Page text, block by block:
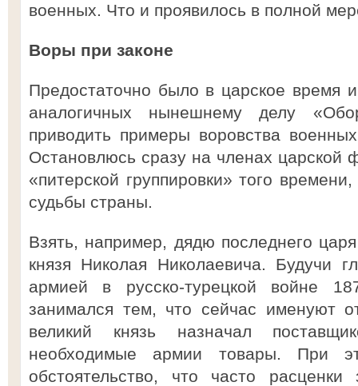
военных. Что и проявилось в полной
Воры при законе
Предостаточно было в царское время
аналогичных нынешнему делу
приводить примеры воровства
Остановлюсь сразу на членах царской
«питерской группировки» того
судьбы страны.
Взять, например, дядю последнего
князя Николая Николаевича. Будучи
армией в русско-турецкой войне
занимался тем, что сейчас именуют
великий князь назначал
необходимые армии товары. При
обстоятельство, что часто